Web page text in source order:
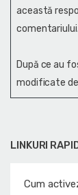
LINKURI
Cum
această
comentariului.
După ce au
modificate